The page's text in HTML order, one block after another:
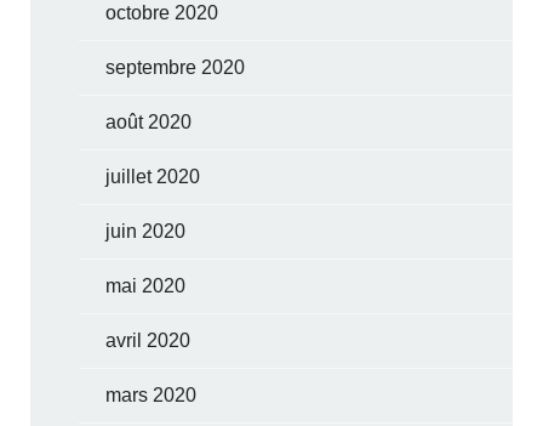
octobre 2020
septembre 2020
août 2020
juillet 2020
juin 2020
mai 2020
avril 2020
mars 2020